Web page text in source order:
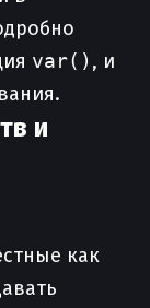
var() , и
и
как